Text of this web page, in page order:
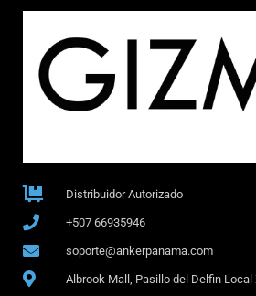
Distribuidor Autorizado
+507 66935946
soporte@ankerpanama.com
Albrook Mall, Pasillo del Delfin Local